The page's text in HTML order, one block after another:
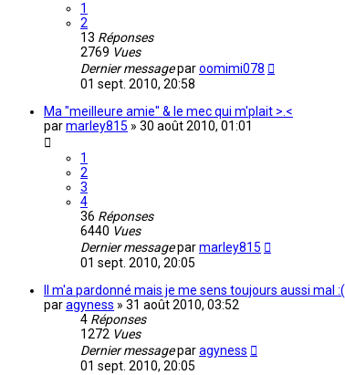
1
2
13 Réponses
2769 Vues
Dernier messageparoomimi078
01 sept. 2010, 20:58
Ma "meilleure amie" & le mec qui m'plait >.<
parmarley815 » 30 août 2010, 01:01
1
2
3
4
36 Réponses
6440 Vues
Dernier messageparmarley815
01 sept. 2010, 20:05
Il m'a pardonné mais je me sens toujours aussi mal :(
paragyness » 31 août 2010, 03:52
4 Réponses
1272 Vues
Dernier messageparagyness
01 sept. 2010, 20:05